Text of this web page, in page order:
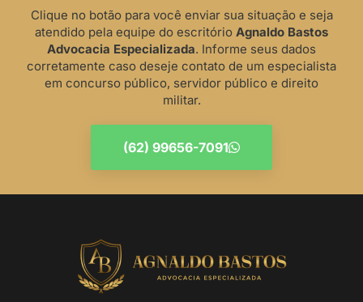
Clique no botão para você enviar sua situação e seja
atendido pela equipe do escritório Agnaldo Bastos
Advocacia Especializada. Informe seus dados
corretamente caso deseje contato de um especialista
em concurso público, servidor público e direito
militar.
(62) 99656-7091